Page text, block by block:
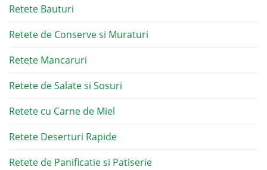
Retete Bauturi
Retete de Conserve si Muraturi
Retete Mancaruri
Retete de Salate si Sosuri
Retete cu Carne de Miel
Retete Deserturi Rapide
Retete de Panificatie si Patiserie